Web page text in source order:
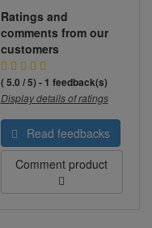
Ratings and
comments from our
customers
( 5.0 / 5) - 1 feedback(s)
Display details of ratings
Read feedbacks
Comment product